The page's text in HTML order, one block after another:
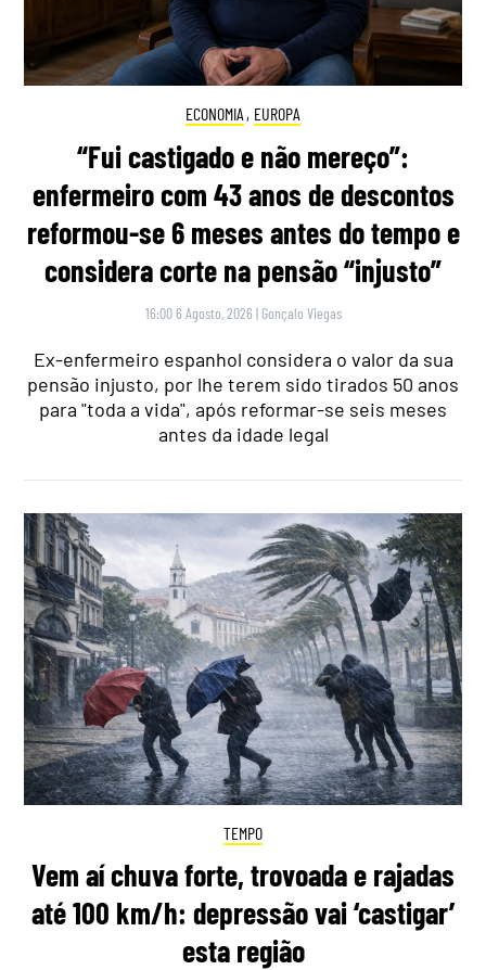
ECONOMIA , EUROPA
“Fui castigado e não mereço”:
enfermeiro com 43 anos de descontos
reformou-se 6 meses antes do tempo e
considera corte na pensão “injusto”
16:00 6 Agosto, 2026 | Gonçalo Viegas
Ex-enfermeiro espanhol considera o valor da sua
pensão injusto, por lhe terem sido tirados 50 anos
para "toda a vida", após reformar-se seis meses
antes da idade legal
TEMPO
Vem aí chuva forte, trovoada e rajadas
até 100 km/h: depressão vai ‘castigar’
esta região